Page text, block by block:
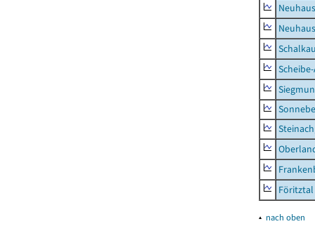
Föritztal
▴ nach oben